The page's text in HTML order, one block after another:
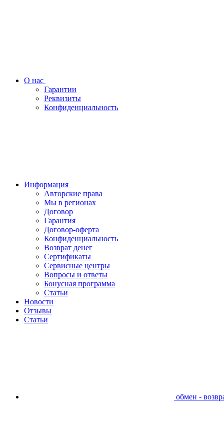
О нас
Гарантии
Реквизиты
Конфиденциальность
Информация
Авторские права
Мы в регионах
Договор
Гарантия
Договор-оферта
Конфиденциальность
Возврат денег
Сертификаты
Сервисные центры
Вопросы и ответы
Бонусная программа
Статьи
Новости
Отзывы
Статьи
обмен -